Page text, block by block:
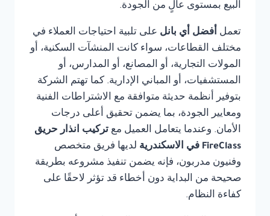
البيع بمستوى عالٍ من الجودة.
تعمل أفضل أي بانل على تلبية احتياجات العملاء في
مختلف القطاعات، سواء كانت المنشآت السكنية، أو
المولات التجارية، أو المصانع، أو المدارس، أو
المستشفيات، أو المباني الإدارية. كما تهتم الشركة
بتوفير أنظمة حديثة متوافقة مع الاشتراطات الفنية
ومعايير الجودة، بما يضمن تحقيق أعلى درجات
الأمان. وعندما يتعامل العميل مع تركيب انذار حريق
FireClass في الاسكندرية
لديها فريق متخصص
وفنيون مدربون، فإنه يضمن تنفيذ مشروعه بطريقة
صحيحة من البداية دون أخطاء قد تؤثر لاحقًا على
كفاءة النظام.